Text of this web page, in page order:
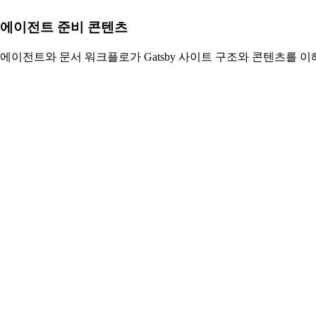
에이전트 준비 콘텐츠
에이전트와 문서 워크플로가 Gatsby 사이트 구조와 콘텐츠를 이